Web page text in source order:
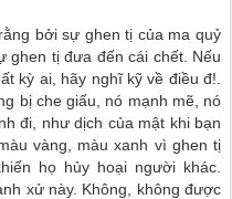
bởi sự ghen tị của ma quỷ
ghen tị đưa đến cái chết. Nếu
kỳ ai, hãy nghĩ kỹ về điều đ!.
bị che giấu, nó mạnh mẽ, nó
đi, như dịch của mật khi bạn
vàng, màu xanh vì ghen tị
họ hủy hoại người khác.
xử này. Không, không được